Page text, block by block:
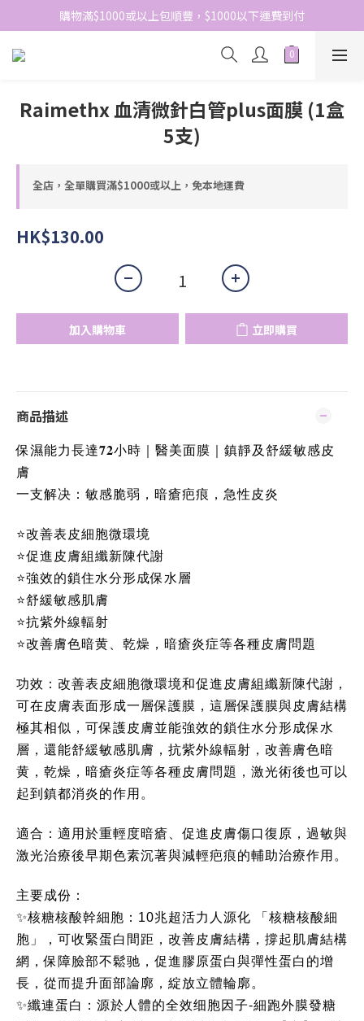
網站免費登記會員，會員優惠價於結帳時自動扣減
購物滿$1000或以上包順豐，$1000以下運費到付
Raimethx 血清微針白管plus面膜 (1盒
5支)
全店，全單購買滿$1000或以上，免本地運費
HK$130.00
加入購物車 立即購買
商品描述
保濕能力長達𝟕𝟐小時｜醫美面膜｜鎮靜及舒緩敏感皮
膚
一支解决：敏感脆弱，暗瘡疤痕，急性皮炎
⭐️改善表皮細胞微環境
⭐️促進皮膚組纖新陳代謝
⭐️強效的鎖住水分形成保水層
⭐️舒緩敏感肌膚
⭐️抗紫外線輻射
⭐️改善膚色暗黄、乾燥，暗瘡炎症等各種皮膚問題
功效：改善表皮細胞微環境和促進皮膚組纖新陳代謝，
可在皮膚表面形成一層保護膜，這層保護膜與皮膚結構
極其相似，可保護皮膚並能強效的鎖住水分形成保水
層，還能舒緩敏感肌膚，抗紫外線輻射，改善膚色暗
黄，乾燥，暗瘡炎症等各種皮膚問題，激光術後也可以
起到鎮都消炎的作用。
適合：適用於重輕度暗瘡、促進皮膚傷口復原，過敏與
激光治療後早期色素沉著與減輕疤痕的輔助治療作用。
主要成份：
✨核糖核酸幹細胞：10兆超活力人源化 「核糖核酸細
胞」，可收緊蛋白間距，改善皮膚結構，撐起肌膚結構
網，保障臉部不鬆驰，促進膠原蛋白與彈性蛋白的增
長，從而提升面部論廓，綻放立體輪廓。
✨纖連蛋白：源於人體的全效细胞因子-細跑外膜發糖